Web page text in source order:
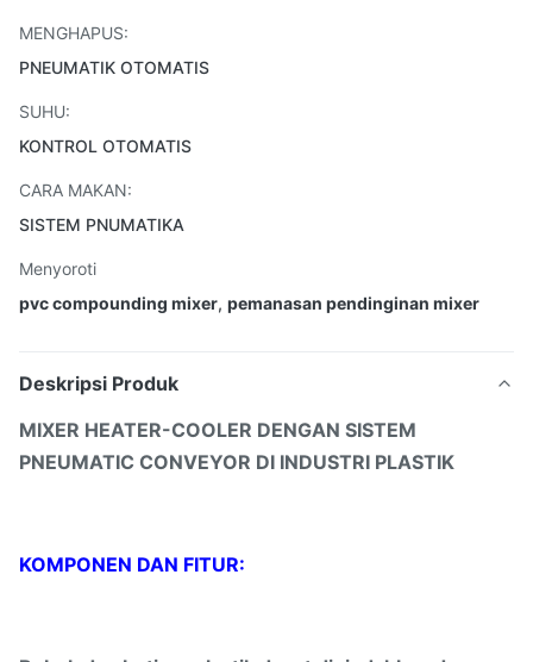
MENGHAPUS:
PNEUMATIK OTOMATIS
SUHU:
KONTROL OTOMATIS
CARA MAKAN:
SISTEM PNUMATIKA
Menyoroti
pvc compounding mixer, pemanasan pendinginan mixer
Deskripsi Produk
MIXER HEATER-COOLER DENGAN SISTEM
PNEUMATIC CONVEYOR DI INDUSTRI PLASTIK
KOMPONEN DAN FITUR: